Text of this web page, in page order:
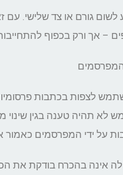
לשום גורם או צד שלישי.
– אך ורק בכפוף
לצפות בכתבות
תהיה טענה בגין שינוי
על ידי המפרסמים כאמור
אינה בהכרח בודקת את